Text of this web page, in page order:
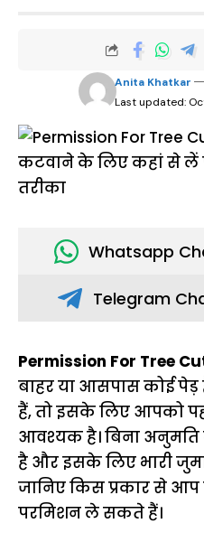
Last updated:
Anita Khatkar
Whatsapp
Telegram
Permission For Tree
बाहर या आसपास कोई
हैं, तो इसके लिए आपको
आवश्यक है। बिना
है और इसके लिए भारी
जानिए किस प्रकार से
परमिशन ले सकते हैं।